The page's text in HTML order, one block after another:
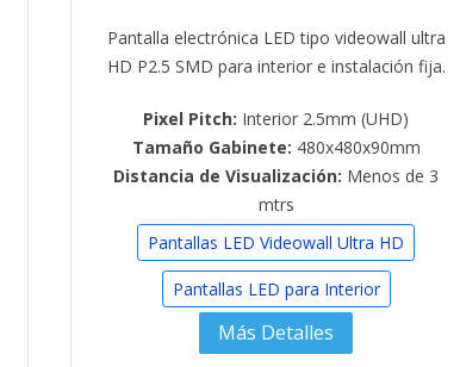
Pantalla electrónica LED tipo videowall ultra
HD P2.5 SMD para interior e instalación fija.
Pixel Pitch: Interior 2.5mm (UHD)
Tamaño Gabinete: 480x480x90mm
Distancia de Visualización: Menos de 3
mtrs
Pantallas LED Videowall Ultra HD
Pantallas LED para Interior
Más Detalles